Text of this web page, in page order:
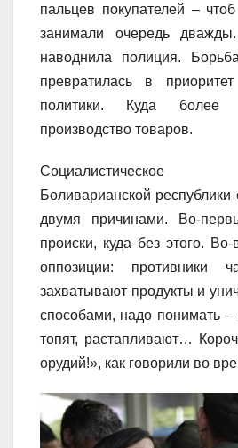
пальцев покупателей –
занимали очередь
наводнила полиция.
превратилась в приоритет
политики. Куда более
производство товаров.
Социалистическое
Боливарианской
двумя причинами. Во-
происки, куда без этого.
оппозиции: противники
захватывают продукты и
способами, надо понимать –
топят, растапливают…
орудий!», как говорили во